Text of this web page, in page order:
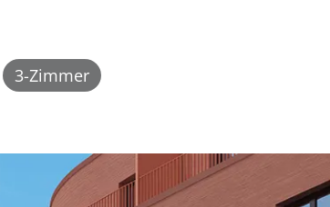
3-Zimmer